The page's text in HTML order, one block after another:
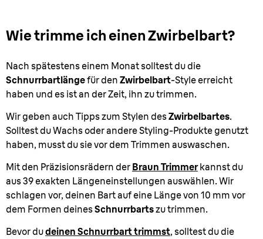
Wie trimme ich einen Zwirbelbart?
Nach spätestens einem Monat solltest du die
Schnurrbartlängefür den Zwirbelbart-Style erreicht
haben und es ist an der Zeit, ihn zu trimmen.
Wir geben auch Tipps zum Stylen desZwirbelbartes.
Solltest du Wachs oder andere Styling-Produkte genutzt
haben, musst du sie vor dem Trimmen auswaschen.
Mit den Präzisionsrädern der Braun Trimmerkannst du
aus 39 exakten Längeneinstellungen auswählen. Wir
schlagen vor, deinen Bart auf eine Länge von 10 mm vor
dem Formen deinesSchnurrbartszu trimmen.
Bevor dudeinen Schnurrbart trimmst, solltest du die